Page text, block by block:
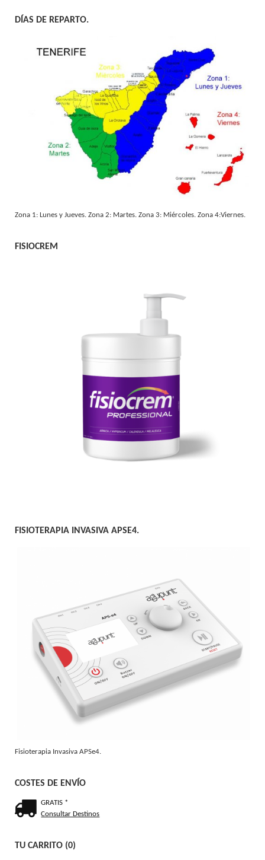
DÍAS DE REPARTO.
Zona 1: Lunes y Jueves. Zona 2: Martes. Zona 3: Miércoles. Zona 4:Viernes.
FISIOCREM
FISIOTERAPIA INVASIVA APSE4.
Fisioterapia Invasiva APSe4.
COSTES DE ENVÍO
GRATIS *
Consultar Destinos
TU CARRITO (0)